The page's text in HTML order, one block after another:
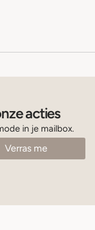
acties
in je mailbox.